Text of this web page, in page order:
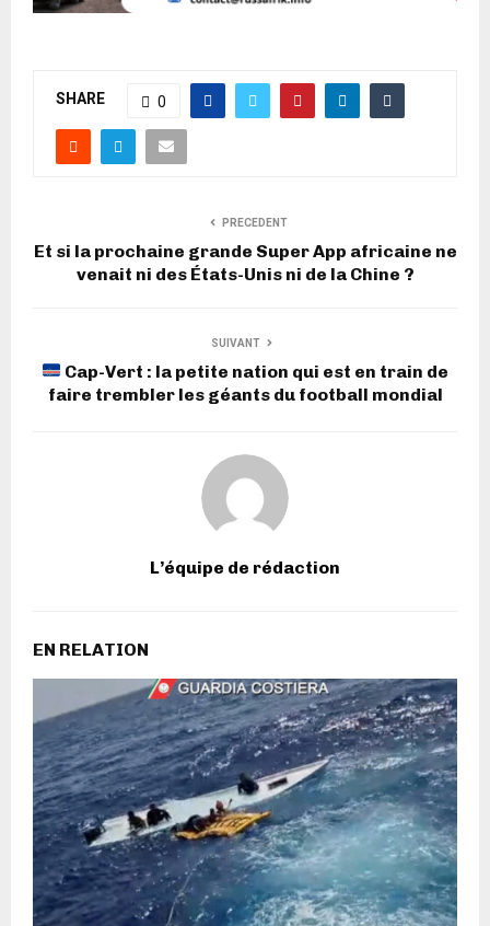
SHARE 0
PRECEDENT
Et si la prochaine grande Super App africaine ne
venait ni des États-Unis ni de la Chine ?
SUIVANT
Cap-Vert : la petite nation qui est en train de
faire trembler les géants du football mondial
L’équipe de rédaction
EN RELATION